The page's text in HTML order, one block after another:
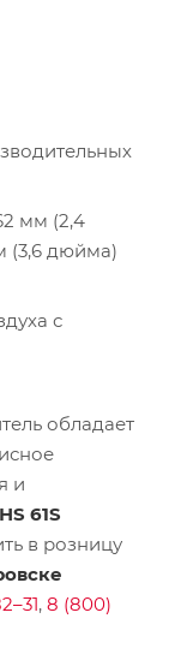
мм (2,4
(3,6 дюйма)
с
обладает
и
61S
в розницу
, 8 (800)